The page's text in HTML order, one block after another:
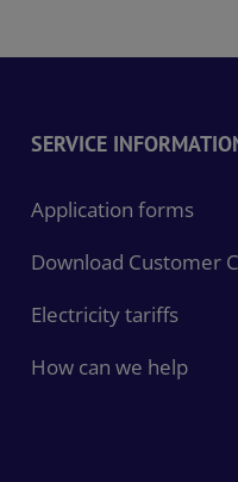
SERVICE
Application forms
Download Customer
Electricity tariffs
How can we help